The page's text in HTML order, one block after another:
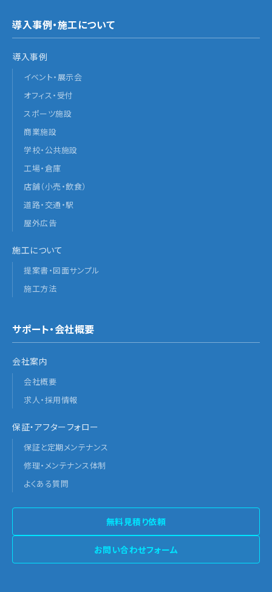
導入事例・施工について
導入事例
イベント・展示会
オフィス・受付
スポーツ施設
商業施設
学校・公共施設
工場・倉庫
店舗（小売・飲食）
道路・交通・駅
屋外広告
施工について
提案書・図面サンプル
施工方法
サポート・会社概要
会社案内
会社概要
求人・採用情報
保証・アフターフォロー
保証と定期メンテナンス
修理・メンテナンス体制
よくある質問
無料見積り依頼
お問い合わせフォーム